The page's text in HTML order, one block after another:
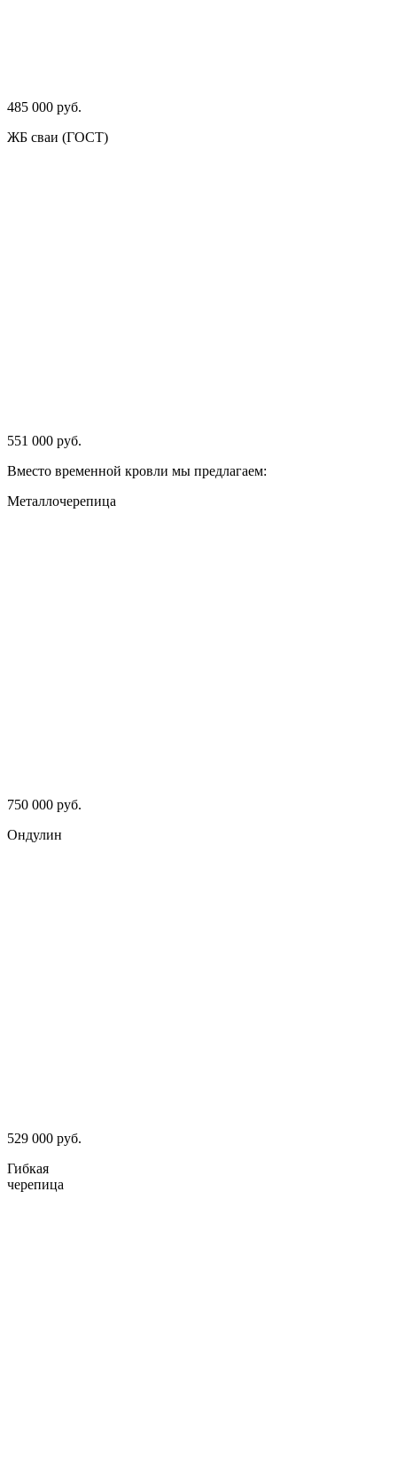
485 000 руб.
ЖБ сваи (ГОСТ)
551 000 руб.
Вместо временной кровли мы предлагаем:
Металлочерепица
750 000 руб.
Ондулин
529 000 руб.
Гибкая
черепица